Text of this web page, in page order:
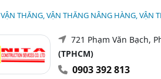
VẬN THĂNG, VẬN THĂNG NÂNG HÀNG, VẬN
721 Phạm Văn Bạch,
(TPHCM)
0903 392 813